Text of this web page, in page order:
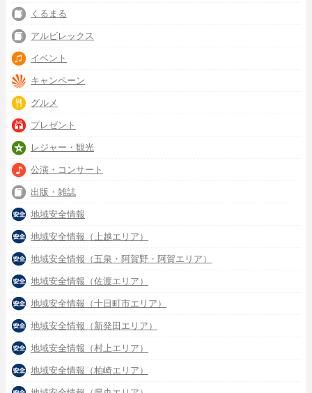
くるまる
アルビレックス
イベント
キャンペーン
グルメ
プレゼント
レジャー・観光
公演・コンサート
出版・雑誌
地域安全情報
地域安全情報（上越エリア）
地域安全情報（五泉・阿賀野・阿賀エリア）
地域安全情報（佐渡エリア）
地域安全情報（十日町市エリア）
地域安全情報（新発田エリア）
地域安全情報（村上エリア）
地域安全情報（柏崎エリア）